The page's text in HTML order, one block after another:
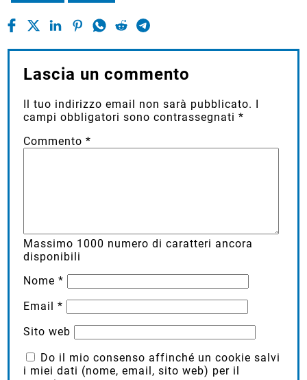
Lascia un commento
Il tuo indirizzo email non sarà pubblicato. I
campi obbligatori sono contrassegnati*
Commento*
Massimo 1000 numero di caratteri ancora
disponibili
Nome*
Email*
Sito web
Do il mio consenso affinché un cookie salvi
i miei dati (nome, email, sito web) per il